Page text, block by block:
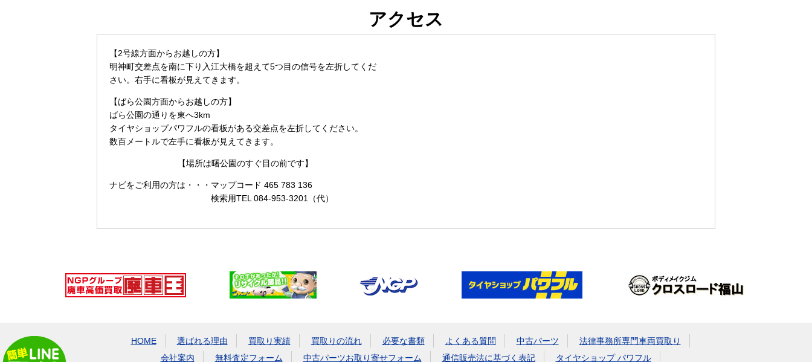
アクセス
【2号線方面からお越しの方】
明神町交差点を南に下り入江大橋を超えて5つ目の信号を左折してくだ
さい。右手に看板が見えてきます。
【ばら公園方面からお越しの方】
ばら公園の通りを東へ3km
タイヤショップパワフルの看板がある交差点を左折してください。
数百メートルで左手に看板が見えてきます。
【場所は曙公園のすぐ目の前です】
ナビをご利用の方は・・・ マップコード 465 783 136
検索用TEL 084-953-3201（代）
HOME 選ばれる理由 買取り実績 買取りの流れ 必要な書類 よくある質問 中古パーツ
法律事務所専門車両買取り
会社案内
無料査定フォーム 中古パーツお取り寄せフォーム 通信販売法に基づく表記 タイヤショップ パワフル